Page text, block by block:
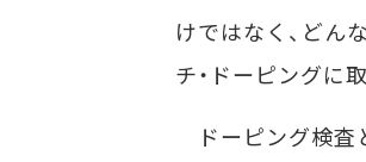
けではなく、どん
チ・ドーピングに
ドーピング検査